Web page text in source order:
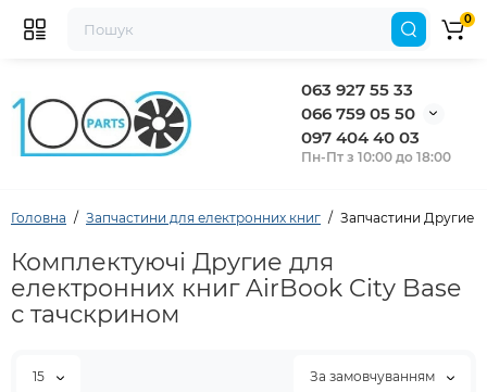
063 927 55 33
066 759 05 50
097 404 40 03
Пн-Пт з 10:00 до 18:00
0
Головна Запчастини для електронних книг Запчастини Другие
Комплектуючі Другие для
електронних книг AirBook City Base
с тачскрином
15 За замовчуванням